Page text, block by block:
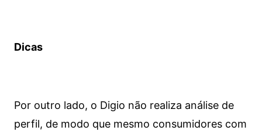
Dicas
Por outro lado, o Digio não realiza análise de
perfil, de modo que mesmo consumidores com